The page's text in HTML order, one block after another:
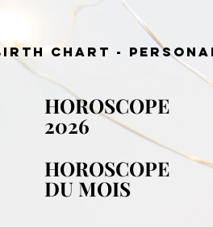
chart -
HOROSCOPE
2026
HOROSCOPE
2026
HOROSCOPE
DU MOIS
HOROSCOPE
DU MOIS